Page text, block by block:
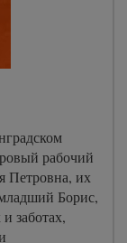
рабочий
Петровна, их
Борис,
заботах,